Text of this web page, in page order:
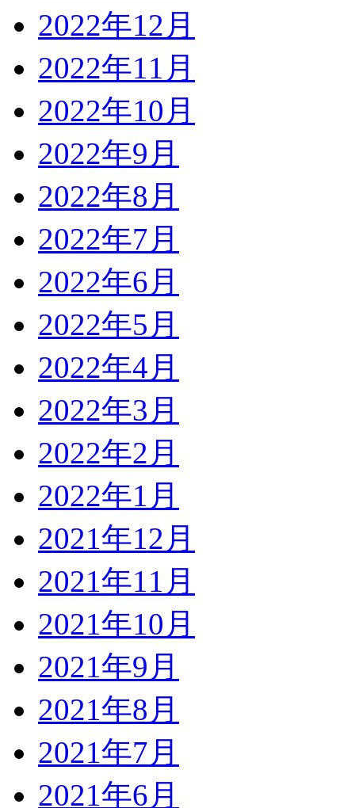
2022年12月
2022年11月
2022年10月
2022年9月
2022年8月
2022年7月
2022年6月
2022年5月
2022年4月
2022年3月
2022年2月
2022年1月
2021年12月
2021年11月
2021年10月
2021年9月
2021年8月
2021年7月
2021年6月